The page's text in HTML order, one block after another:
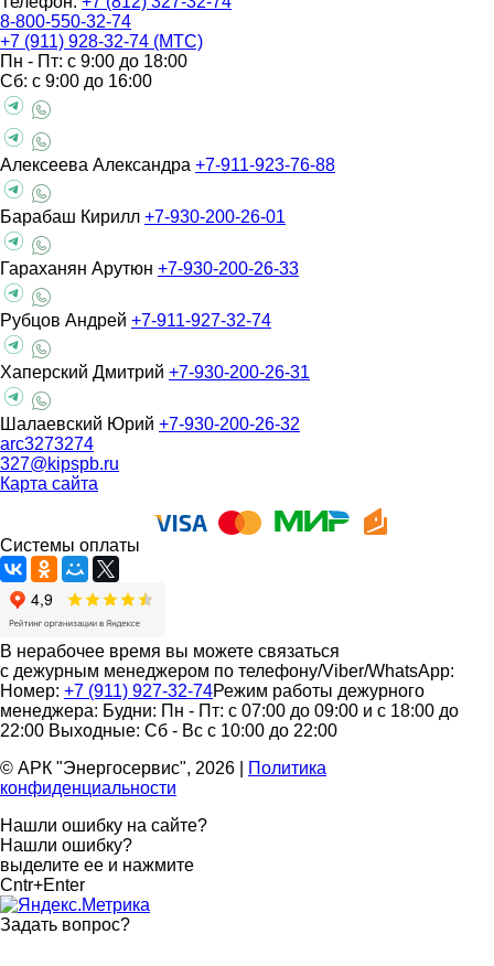
8-800-550-32-74
+7 (911) 928-32-74 (МТС)
Пн - Пт: с 9:00 до 18:00
Сб: с 9:00 до 16:00
Алексеева Александра +7-911-923-76-88
Барабаш Кирилл +7-930-200-26-01
Гараханян Арутюн +7-930-200-26-33
Рубцов Андрей +7-911-927-32-74
Хаперский Дмитрий +7-930-200-26-31
Шалаевский Юрий +7-930-200-26-32
arc3273274
327@kipspb.ru
Карта сайта
Системы оплаты
В нерабочее время вы можете связаться
с дежурным менеджером по телефону/Viber/WhatsApp:
Номер: +7 (911) 927-32-74Режим работы дежурного
менеджера: Будни: Пн - Пт: с 07:00 до 09:00 и с 18:00 до
22:00 Выходные: Сб - Вс с 10:00 до 22:00
© АРК "Энергосервис", 2026
Политика
конфиденциальности
Нашли ошибку на сайте?
Нашли ошибку?
выделите ее и нажмите
Cntr+Enter
Задать вопрос?